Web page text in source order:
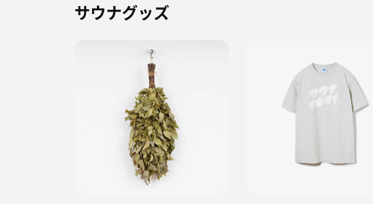
サウナグッズ